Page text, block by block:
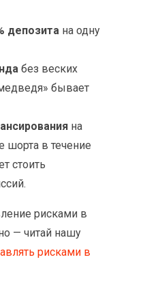
депозита на одну
без веских
бывает
на
шорта в течение
стоить
рисками в
— читай нашу
рисками в